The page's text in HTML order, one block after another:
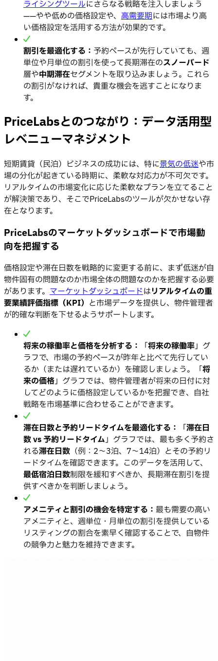
ライシングツールにさらなる戦略を注入しましょう
——やや低めの価格設定や、 高需要期には市場より高
い価格設定を活用する方法が効果的です。
割引を最適化する： 予約ペースが先行していても、週
単位や月単位の割引を使って長期滞在のスノーバード
層や中期滞在セグメントを取り込みましょう。これら
の割引がなければ、貴重な機会を逃すことになりま
す。
PriceLabsとのつながり：データ活用型
レベニューマネジメント
短期賃貸（民泊）ビジネスの成功には、特に景気の低迷や市
場の分化が起きている時期に、柔軟な対応力が不可欠です。
リアルタイムの市場変化に応じた柔軟なプランを立てること
が解決策であり、そこでPriceLabsのツールが欠かせない存
在となります。
PriceLabsのマーケットダッシュボードで市場動
向を把握する
価格設定や滞在日数を戦略的に変更する前に、まず低迷が自
物件固有の問題なのか市場全体の問題なのかを把握する必要
があります。 マーケットダッシュボードはリアルタイムの重
要業績評価指標（KPI） と市場データを提供し、物件管理者
が的確な判断を下せるようサポートします。
将来の稼働率と価格を分析する： 「将来の稼働率」グ
ラフで、市場の予約ペースが昨年と比べて先行してい
るか（または遅れているか）を確認しましょう。「将
来の価格」グラフでは、物件管理者が将来の日付に対
してどのように価格設定しているかを把握でき、自社
戦略を市場基準に合わせることができます。
滞在日数と予約リードタイムを最適化する：
「滞在日
数 vs 予約リードタイム」グラフでは、最も多く予約さ
れる滞在日数 （例：2〜3泊、7〜14泊）とその予約リ
ードタイムを確認できます。このデータを活用して、
最低宿泊日数制限を緩和すべきか、長期滞在割引を提
供すべきかを判断しましょう。
アメニティと割引の機会を特定する： 最も需要の高い
アメニティと、週単位・月単位の割引を提供している
リスティングの割合を素早く確認することで、自物件
の競争力と魅力を維持できます。